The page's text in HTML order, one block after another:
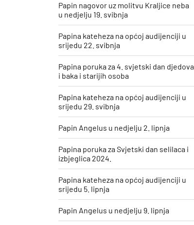
Papin nagovor uz molitvu Kraljice neba
u nedjelju 19. svibnja
Papina kateheza na općoj audijenciji u
srijedu 22. svibnja
Papina poruka za 4. svjetski dan djedova
i baka i starijih osoba
Papina kateheza na općoj audijenciji u
srijedu 29. svibnja
Papin Angelus u nedjelju 2. lipnja
Papina poruka za Svjetski dan selilaca i
izbjeglica 2024.
Papina kateheza na općoj audijenciji u
srijedu 5. lipnja
Papin Angelus u nedjelju 9. lipnja